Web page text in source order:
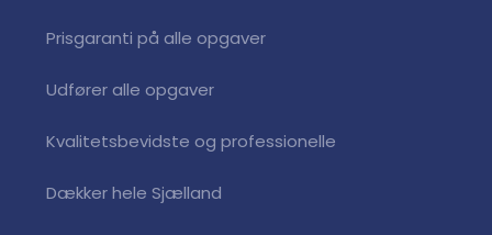
​Prisgaranti på alle opgaver
​Udfører alle opgaver
​Kvalitetsbevidste og professionelle
​Dækker hele Sjælland